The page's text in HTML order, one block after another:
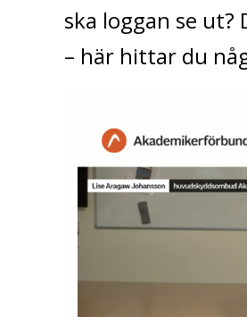
ska loggan se
– här hittar du